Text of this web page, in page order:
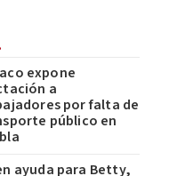
expone
a
por falta de
público en
ayuda para Betty,